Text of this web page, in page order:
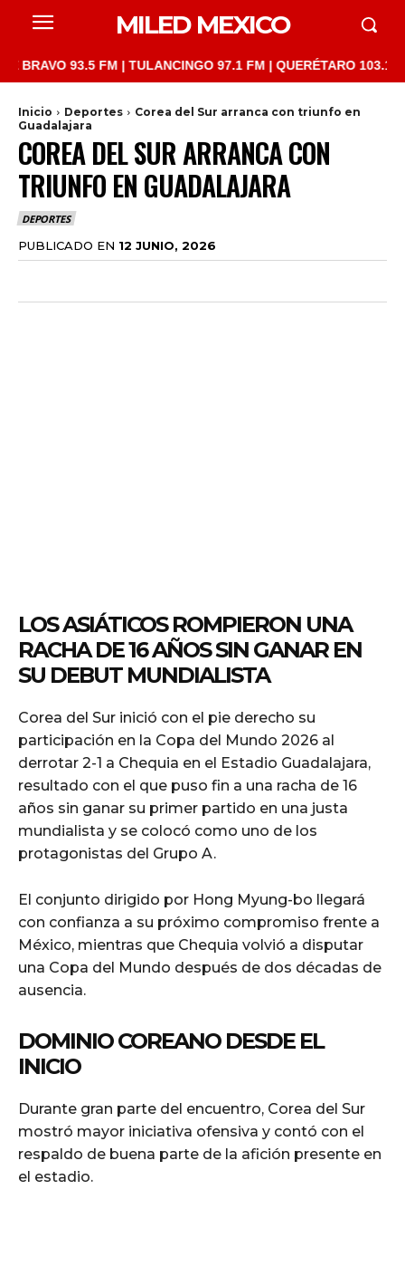
MILED MEXICO
93.5 FM | TULANCINGO 97.1 FM | QUERÉTARO 103.1 FM |
Inicio Deportes
Corea del Sur arranca con triunfo en
Guadalajara
COREA DEL SUR ARRANCA CON
TRIUNFO EN GUADALAJARA
DEPORTES
PUBLICADO EN 12 JUNIO, 2026
LOS ASIÁTICOS ROMPIERON UNA
RACHA DE 16 AÑOS SIN GANAR EN
SU DEBUT MUNDIALISTA
Corea del Sur inició con el pie derecho su
participación en la Copa del Mundo 2026 al
derrotar 2-1 a Chequia en el Estadio Guadalajara,
resultado con el que puso fin a una racha de 16
años sin ganar su primer partido en una justa
mundialista y se colocó como uno de los
protagonistas del Grupo A.
El conjunto dirigido por Hong Myung-bo llegará
con confianza a su próximo compromiso frente a
México, mientras que Chequia volvió a disputar
una Copa del Mundo después de dos décadas de
ausencia.
DOMINIO COREANO DESDE EL
INICIO
Durante gran parte del encuentro, Corea del Sur
mostró mayor iniciativa ofensiva y contó con el
respaldo de buena parte de la afición presente en
el estadio.